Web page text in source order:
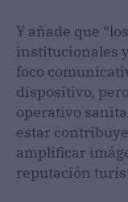
Y añade que
institucionales
foco
dispositivo,
operativo
estar
amplificar
reputación